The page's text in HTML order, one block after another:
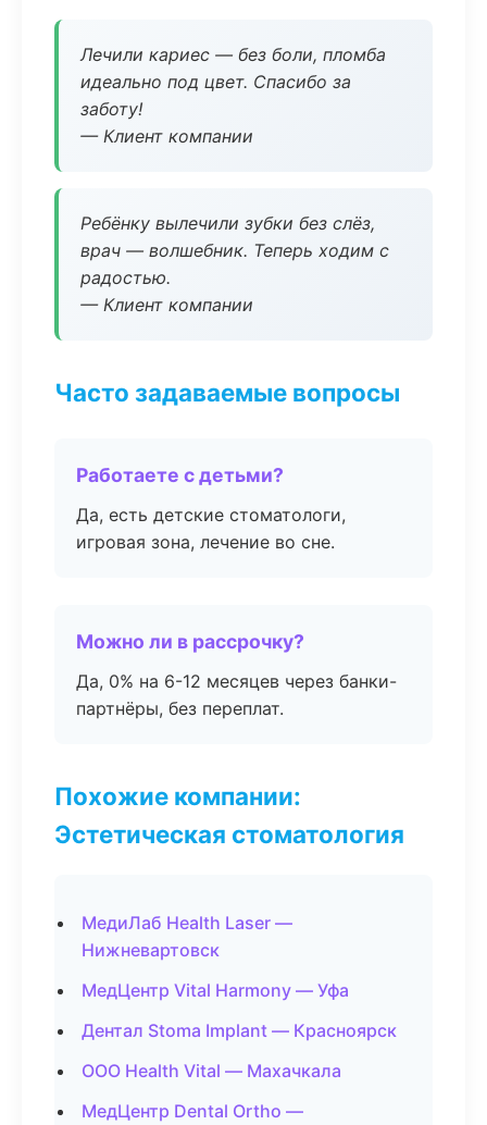
Лечили кариес — без боли, пломба
идеально под цвет. Спасибо за
заботу!
— Клиент компании
Ребёнку вылечили зубки без слёз,
врач — волшебник. Теперь ходим с
радостью.
— Клиент компании
Часто задаваемые вопросы
Работаете с детьми?
Да, есть детские стоматологи,
игровая зона, лечение во сне.
Можно ли в рассрочку?
Да, 0% на 6-12 месяцев через банки-
партнёры, без переплат.
Похожие компании:
Эстетическая стоматология
МедиЛаб Health Laser —
Нижневартовск
МедЦентр Vital Harmony — Уфа
Дентал Stoma Implant — Красноярск
ООО Health Vital — Махачкала
МедЦентр Dental Ortho —